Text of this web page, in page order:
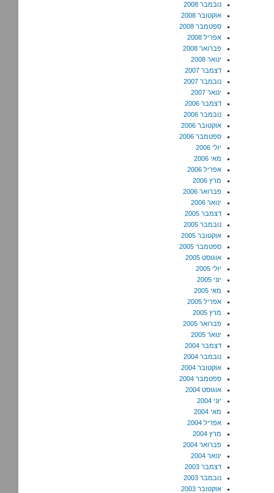
נובמבר 2008
אוקטובר 2008
ספטמבר 2008
אפריל 2008
פברואר 2008
ינואר 2008
דצמבר 2007
נובמבר 2007
ינואר 2007
דצמבר 2006
נובמבר 2006
אוקטובר 2006
ספטמבר 2006
יולי 2006
מאי 2006
אפריל 2006
מרץ 2006
פברואר 2006
ינואר 2006
דצמבר 2005
נובמבר 2005
אוקטובר 2005
ספטמבר 2005
אוגוסט 2005
יולי 2005
יוני 2005
מאי 2005
אפריל 2005
מרץ 2005
פברואר 2005
ינואר 2005
דצמבר 2004
נובמבר 2004
אוקטובר 2004
ספטמבר 2004
אוגוסט 2004
יוני 2004
מאי 2004
אפריל 2004
מרץ 2004
פברואר 2004
ינואר 2004
דצמבר 2003
נובמבר 2003
אוקטובר 2003